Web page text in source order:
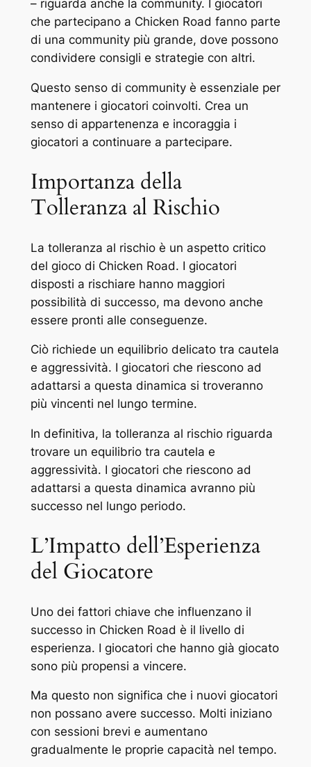
– riguarda anche la community. I giocatori
che partecipano a Chicken Road fanno parte
di una community più grande, dove possono
condividere consigli e strategie con altri.
Questo senso di community è essenziale per
mantenere i giocatori coinvolti. Crea un
senso di appartenenza e incoraggia i
giocatori a continuare a partecipare.
Importanza della
Tolleranza al Rischio
La tolleranza al rischio è un aspetto critico
del gioco di Chicken Road. I giocatori
disposti a rischiare hanno maggiori
possibilità di successo, ma devono anche
essere pronti alle conseguenze.
Ciò richiede un equilibrio delicato tra cautela
e aggressività. I giocatori che riescono ad
adattarsi a questa dinamica si troveranno
più vincenti nel lungo termine.
In definitiva, la tolleranza al rischio riguarda
trovare un equilibrio tra cautela e
aggressività. I giocatori che riescono ad
adattarsi a questa dinamica avranno più
successo nel lungo periodo.
L’Impatto dell’Esperienza
del Giocatore
Uno dei fattori chiave che influenzano il
successo in Chicken Road è il livello di
esperienza. I giocatori che hanno già giocato
sono più propensi a vincere.
Ma questo non significa che i nuovi giocatori
non possano avere successo. Molti iniziano
con sessioni brevi e aumentano
gradualmente le proprie capacità nel tempo.